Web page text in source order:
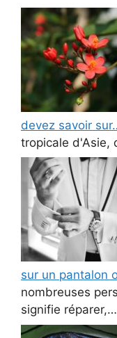
devez savoir
tropicale d'Asie,
sur un pantalon
nombreuses
signifie réparer,…